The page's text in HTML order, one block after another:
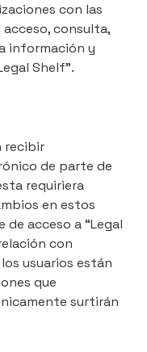
con las
consulta,
información y
Shelf”.
recibir
de parte de
requiriera
en estos
de acceso a “Legal
con
usuarios están
que
surtirán